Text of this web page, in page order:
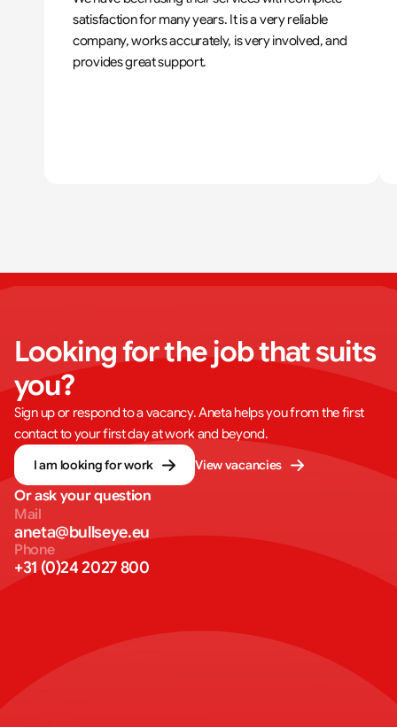
satisfaction for many years. It is a very reliable
company, works accurately, is very involved, and
provides great support.
Looking for the job that suits
you?
Sign up or respond to a vacancy. Aneta helps you from the first
contact to your first day at work and beyond.
I am looking for work
View vacancies
Or ask your question
Mail
aneta@bullseye.eu
Phone
+31 (0)24 2027 800